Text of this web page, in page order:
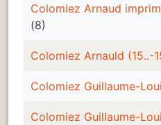
Colomiez Arnaud
(8)
Colomiez Arnauld (15..-
Colomiez Guillaume-
Colomiez Guillaume-